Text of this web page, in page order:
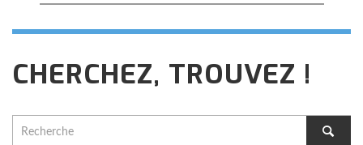
CHERCHEZ, TROUVEZ !